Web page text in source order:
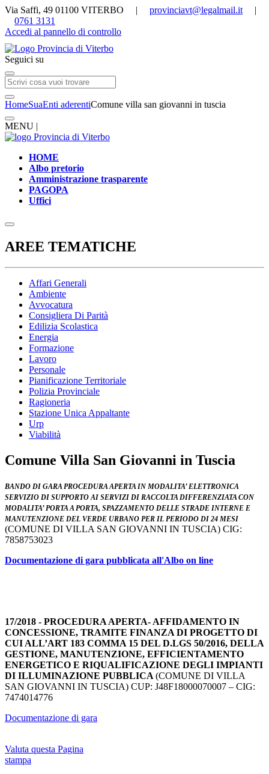
Via Saffi, 49 01100 VITERBO | provinciavt@legalmail.it |
0761 3131
Accedi al pannello di controllo
Seguici su
HomeSuaEnti aderentiComune villa san giovanni in tuscia
MENU |
HOME
Albo pretorio
Amministrazione trasparente
PAGOPA
Uffici
AREE TEMATICHE
Affari Generali
Ambiente
Avvocatura
Consigliera Di Parità
Edilizia Scolastica
Energia
Formazione
Lavoro
Personale
Pianificazione Territoriale
Polizia Provinciale
Ragioneria
Stazione Unica Appaltante
Urp
Viabilità
Comune Villa San Giovanni in Tuscia
BANDO DI GARA PROCEDURA APERTA IN MODALITA’ ELETTRONICA
SERVIZIO DI SUPPORTO AI SERVIZI DI RACCOLTA DIFFERENZIATA CON
MODALITA’ PORTA A PORTA, SPAZZAMENTO DELLE STRADE INTERNE E
MANUTENZIONE DEL VERDE URBANO PER IL PERIODO DI 24 MESI
(COMUNE DI VILLA SAN GIOVANNI IN TUSCIA) CIG:
7858753023
Documentazione di gara pubblicata all'Albo on line
17/2018 - PROCEDURA APERTA- AFFIDAMENTO IN
CONCESSIONE, TRAMITE FINANZA DI PROGETTO DI
CUI ALL’ART 183 COMMA 15 DEL D.LGS 50/2016, DELLA
GESTIONE, MANUTENZIONE, EFFICIENTAMENTO
ENERGETICO E RIQUALIFICAZIONE DEGLI IMPIANTI
DI ILLUMINAZIONE PUBBLICA (COMUNE DI VILLA
SAN GIOVANNI IN TUSCIA) CUP: J48F18000070007 – CIG:
7474014776
Documentazione di gara
Valuta questa Pagina
stampa